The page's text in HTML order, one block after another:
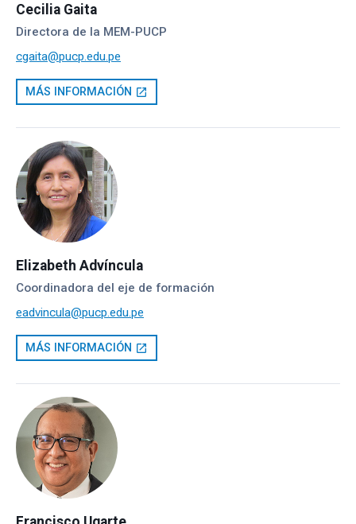
Cecilia Gaita
Directora de la MEM-PUCP
cgaita@pucp.edu.pe
MÁS INFORMACIÓN open_in_new
Elizabeth Advíncula
Coordinadora del eje de formación
eadvincula@pucp.edu.pe
MÁS INFORMACIÓN open_in_new